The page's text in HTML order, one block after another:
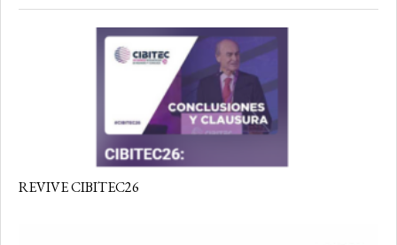
REVIVE CIBITEC26